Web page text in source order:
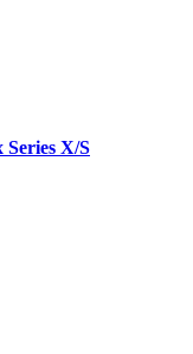
Series X/S